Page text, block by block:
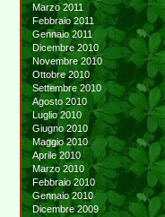
Marzo 2011
Febbraio 2011
Gennaio 2011
Dicembre 2010
Novembre 2010
Ottobre 2010
Settembre 2010
Agosto 2010
Luglio 2010
Giugno 2010
Maggio 2010
Aprile 2010
Marzo 2010
Febbraio 2010
Gennaio 2010
Dicembre 2009